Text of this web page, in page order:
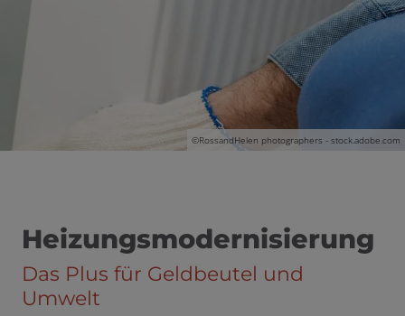
©RossandHelen photographers - stock.adobe.com
Heizungsmodernisierung
Das Plus für Geldbeutel und
Umwelt
öffnen und schließen